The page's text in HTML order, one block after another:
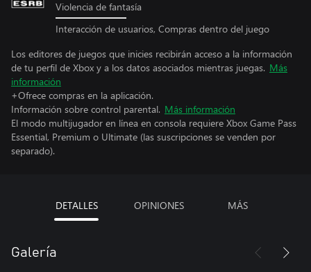
Violencia de fantasía
Interacción de usuarios, Compras dentro del juego
Los editores de juegos que inicies recibirán acceso a la información
de tu perfil de Xbox y a los datos asociados mientras juegas. Más
información
+Ofrece compras en la aplicación.
Información sobre control parental. Más información
El modo multijugador en línea en consola requiere Xbox Game Pass
Essential, Premium o Ultimate (las suscripciones se venden por
separado).
DETALLES OPINIONES MÁS
Galería